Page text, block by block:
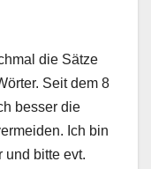
die Sätze
Seit dem 8
besser die
Ich bin
und bitte evt.